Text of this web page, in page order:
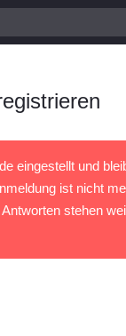
eingestellt und
ist nicht
stehen